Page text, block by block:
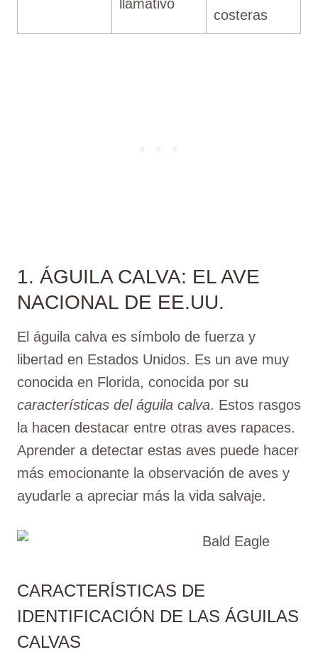
llamativo
costeras
1. ÁGUILA CALVA: EL AVE
NACIONAL DE EE.UU.
El águila calva es símbolo de fuerza y
libertad en Estados Unidos. Es un ave muy
conocida en Florida, conocida por su
características del águila calva. Estos rasgos
la hacen destacar entre otras aves rapaces.
Aprender a detectar estas aves puede hacer
más emocionante la observación de aves y
ayudarle a apreciar más la vida salvaje.
CARACTERÍSTICAS DE
IDENTIFICACIÓN DE LAS ÁGUILAS
CALVAS